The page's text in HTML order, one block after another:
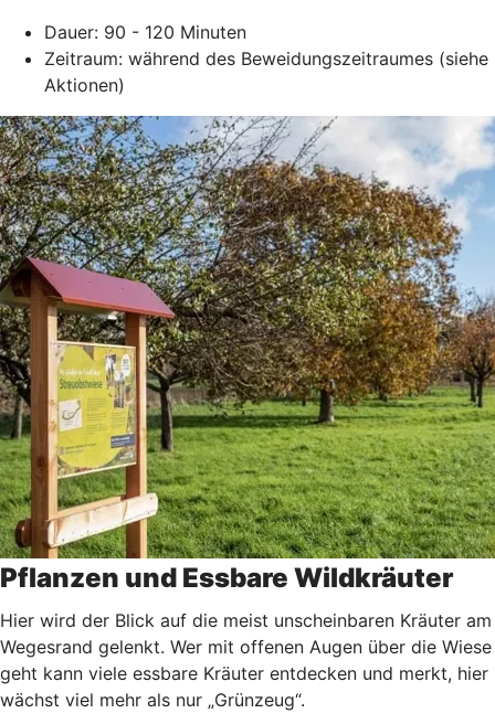
Dauer: 90 - 120 Minuten
Zeitraum: während des Beweidungszeitraumes (siehe
Aktionen)
Pflanzen und Essbare Wildkräuter
Hier wird der Blick auf die meist unscheinbaren Kräuter am
Wegesrand gelenkt. Wer mit offenen Augen über die Wiese
geht kann viele essbare Kräuter entdecken und merkt, hier
wächst viel mehr als nur „Grünzeug“.